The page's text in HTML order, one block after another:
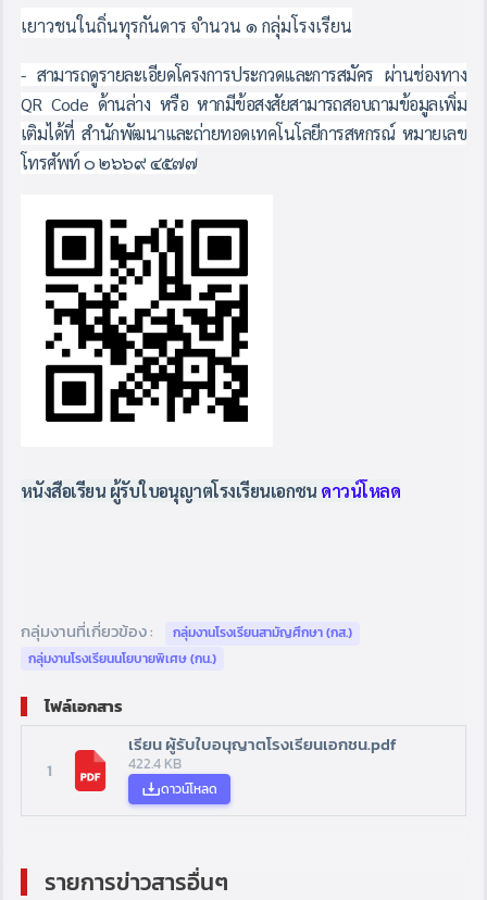
เยาวชนในถิ่นทุรกันดาร จำนวน ๑ กลุ่มโรงเรียน
- สามารถดูรายละเอียดโครงการประกวดและการสมัคร ผ่านช่องทาง
QR Code ด้านล่าง หรือ หากมีข้อสงสัยสามารถสอบถามข้อมูลเพิ่ม
เติมได้ที่ สำนักพัฒนาและถ่ายทอดเทคโนโลยีการสหกรณ์ หมายเลข
โทรศัพท์ ๐ ๒๖๖๙ ๔๕๗๗
หนังสือเรียน ผู้รับใบอนุญาตโรงเรียนเอกชน ดาวน์โหลด
กลุ่มงานที่เกี่ยวข้อง :
กลุ่มงานโรงเรียนสามัญศึกษา (กส.)
กลุ่มงานโรงเรียนนโยบายพิเศษ (กน.)
ไฟล์เอกสาร
1
เรียน ผู้รับใบอนุญาตโรงเรียนเอกชน.pdf
422.4 KB
ดาวน์โหลด
รายการข่าวสารอื่นๆ